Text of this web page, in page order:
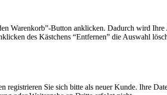
Warenkorb”-Button anklicken. Dadurch wird
des Kästchens “Entfernen” die Auswahl
registrieren Sie sich bitte als neuer Kunde. Ihre